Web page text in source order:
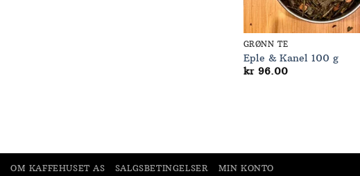
GRØNN TE
Eple & Kanel 100 g
kr96.00
OM KAFFEHUSET AS SALGSBETINGELSER MIN KONTO